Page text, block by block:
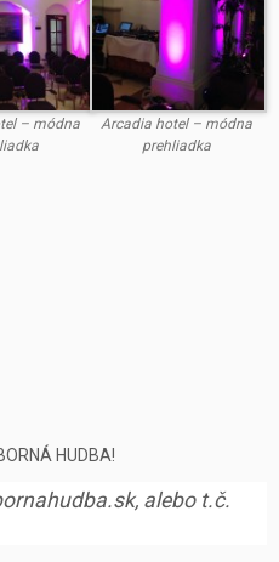
– módna
Arcadia hotel – módna
prehliadka
HUDBA!
alebo t.č.